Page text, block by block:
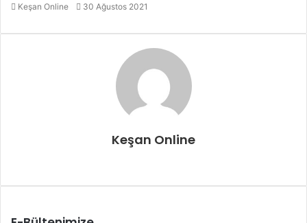
Keşan Online
Bir
posta
30 Ağustos 2021
Keşan Online